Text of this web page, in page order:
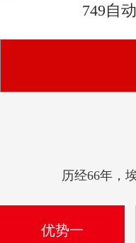
749自
历经66年，
优势一